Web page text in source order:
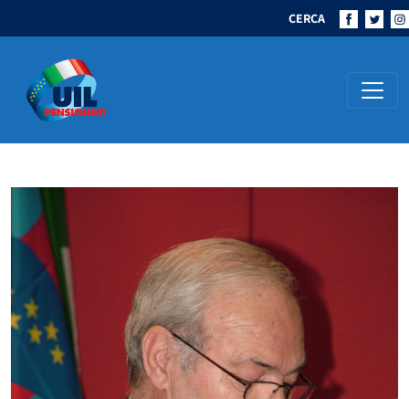
CERCA
Navigazione principale